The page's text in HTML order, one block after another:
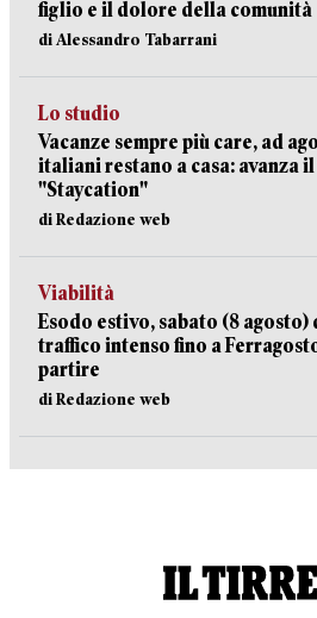
figlio e il dolore della comunità
di Alessandro Tabarrani
Lo studio
Vacanze sempre più care, ad
italiani restano a casa: avanza
"Staycation"
di Redazione web
Viabilità
Esodo estivo, sabato (8
traffico intenso fino a
partire
di Redazione web